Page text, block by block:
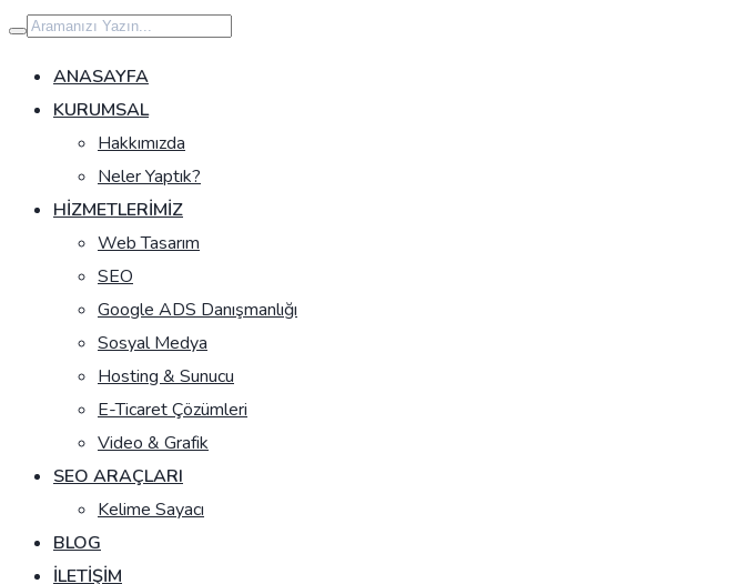
İçeriğe
geç
ANASAYFA
KURUMSAL
Hakkımızda
Neler Yaptık?
HIZMETLERIMIZ
Web Tasarım
SEO
Google ADS Danışmanlığı
Sosyal Medya
Hosting & Sunucu
E-Ticaret Çözümleri
Video & Grafik
SEO ARAÇLARI
Kelime Sayacı
BLOG
İLETIŞIM